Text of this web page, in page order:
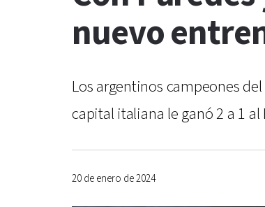
nuevo
Los argentinos campeones
capital italiana le ganó 2 a 1
20 de enero de 2024